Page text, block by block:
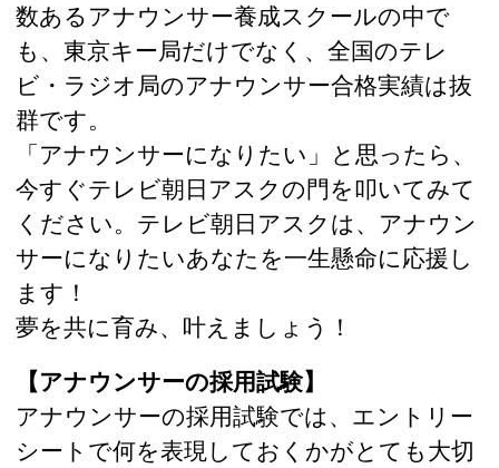
数あるアナウンサー養成スクールの中で
も、東京キー局だけでなく、全国のテレ
ビ・ラジオ局のアナウンサー合格実績は抜
群です。
「アナウンサーになりたい」と思ったら、
今すぐテレビ朝日アスクの門を叩いてみて
ください。テレビ朝日アスクは、アナウン
サーになりたいあなたを一生懸命に応援し
ます！
夢を共に育み、叶えましょう！
【アナウンサーの採用試験】
アナウンサーの採用試験では、エントリー
シートで何を表現しておくかがとても大切